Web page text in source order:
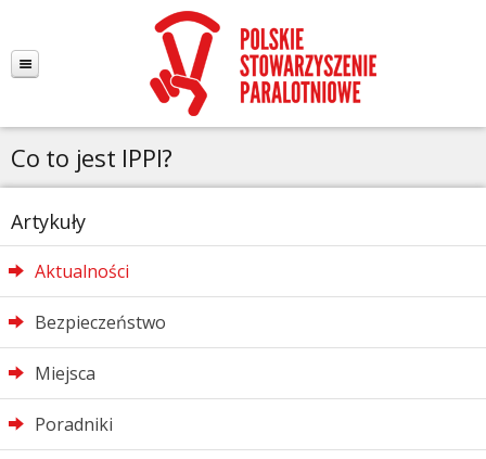
Co to jest IPPI?
Artykuły
Aktualności
Bezpieczeństwo
Miejsca
Poradniki